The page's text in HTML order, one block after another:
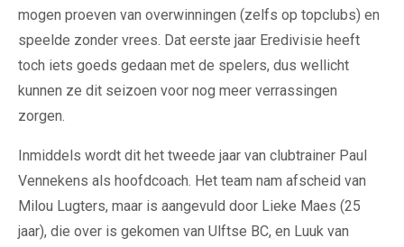
mogen proeven van overwinningen (zelfs op topclubs) en
speelde zonder vrees. Dat eerste jaar Eredivisie heeft
toch iets goeds gedaan met de spelers, dus wellicht
kunnen ze dit seizoen voor nog meer verrassingen
zorgen.
Inmiddels wordt dit het tweede jaar van clubtrainer Paul
Vennekens als hoofdcoach. Het team nam afscheid van
Milou Lugters, maar is aangevuld door Lieke Maes (25
jaar), die over is gekomen van Ulftse BC, en Luuk van